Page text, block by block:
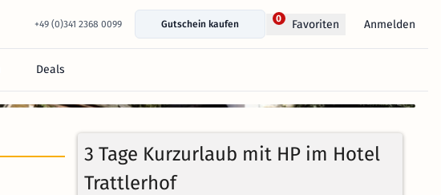
+49 (0)341 2368 0099 Gutschein kaufen
0 Favoriten Anmelden
Deals
3 Tage Kurzurlaub mit HP im Hotel
Trattlerhof